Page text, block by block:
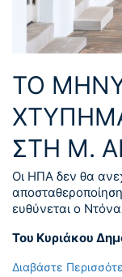
ΤΟ
ΣΤΗ Μ.
Οι ΗΠΑ δεν θα
ευθύνεται ο
Του Κυριάκου
Διαβάστε